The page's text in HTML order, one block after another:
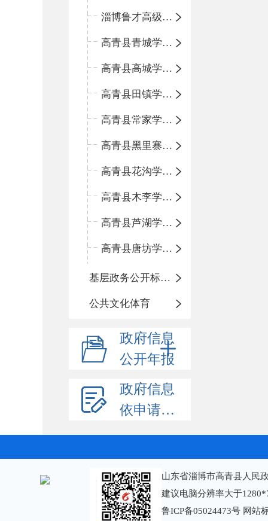
淄博鲁才高级中学
高青县青城学区中心小学
高青县高城学区中心小学
高青县田镇学区中心小学
高青县常家学区中心小学
高青县黑里寨学区中心小学
高青县花沟学区中心小学
高青县木李学区中心小学
高青县芦湖学区中心小学
高青县唐坊学区中心小学
基层政务公开标准化规范化
公共文化体育
政府信息
公开年报
政府信息
依申请公开
山东省淄博市高青县人民
建议电脑分辨率大于
鲁ICP备05024473号 网站